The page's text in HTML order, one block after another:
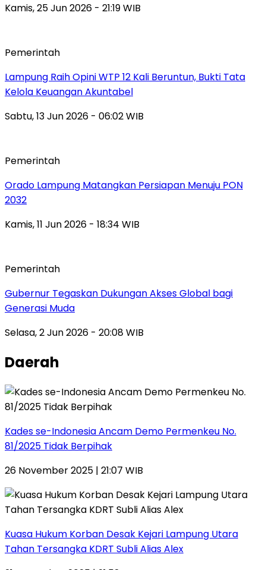
Kamis, 25 Jun 2026 - 21:19 WIB
Pemerintah
Lampung Raih Opini WTP 12 Kali Beruntun, Bukti Tata
Kelola Keuangan Akuntabel
Sabtu, 13 Jun 2026 - 06:02 WIB
Pemerintah
Orado Lampung Matangkan Persiapan Menuju PON
2032
Kamis, 11 Jun 2026 - 18:34 WIB
Pemerintah
Gubernur Tegaskan Dukungan Akses Global bagi
Generasi Muda
Selasa, 2 Jun 2026 - 20:08 WIB
Daerah
Kades se-Indonesia Ancam Demo Permenkeu No.
81/2025 Tidak Berpihak
26 November 2025 | 21:07 WIB
Kuasa Hukum Korban Desak Kejari Lampung Utara
Tahan Tersangka KDRT Subli Alias Alex